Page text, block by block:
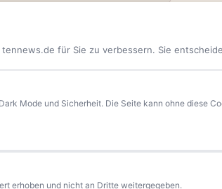
Service und Freizeittipps
Sport, von Alltagstipps bis
für Sie zu verbessern. Sie
Mode und Sicherheit. Die Seite kann ohne diese
erhoben und nicht an Dritte weitergegeben.